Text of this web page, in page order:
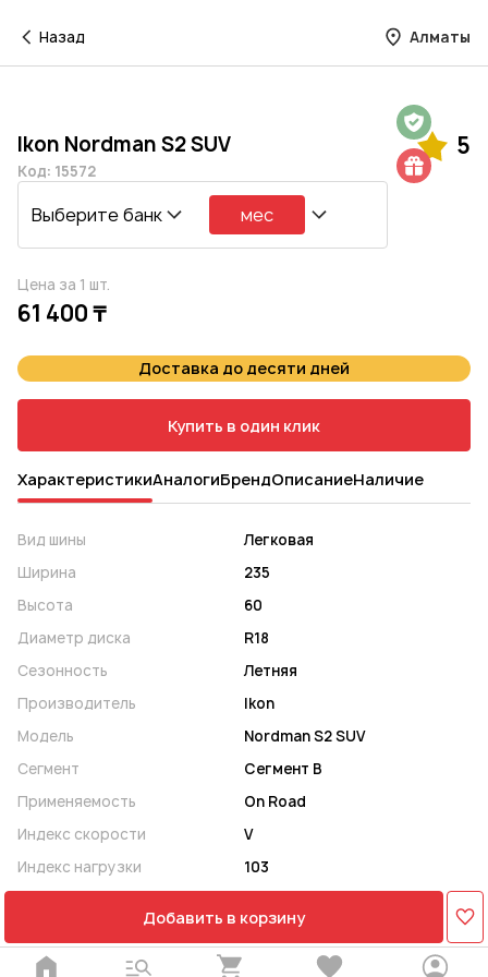
Назад Алматы
Ikon Nordman S2 SUV 5
Код: 15572
Выберите банк мес
Цена за 1 шт.
61 400 ₸
Доставка до десяти дней
Купить в один клик
ХарактеристикиАналогиБрендОписаниеНаличие
Вид шины
Легковая
Ширина
235
Высота
60
Диаметр диска
R18
Сезонность
Летняя
Производитель
Ikon
Модель
Nordman S2 SUV
Сегмент
Сегмент B
Применяемость
On Road
Индекс скорости
V
Индекс нагрузки
103
Добавить в корзину